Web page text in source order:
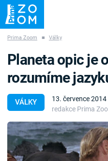
ZÁHADY VETŘELCI
Témata
Témata
Prima Zoom ■ Války
VÁLKY
13. července 2014
redakce Prima
Planeta opic je
rozumíme